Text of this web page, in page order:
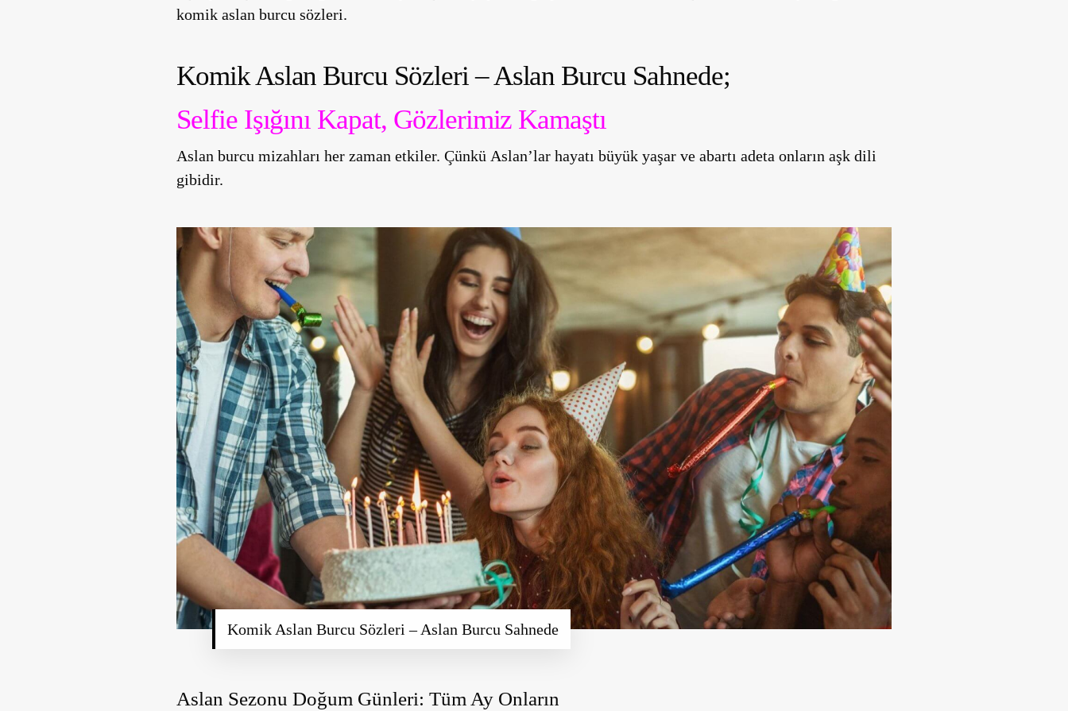
komik aslan burcu sözleri.
Komik Aslan Burcu Sözleri – Aslan Burcu Sahnede;
Selfie Işığını Kapat, Gözlerimiz Kamaştı
Aslan burcu mizahları her zaman etkiler. Çünkü Aslan’lar hayatı büyük yaşar ve abartı adeta onların aşk dili
gibidir.
Komik Aslan Burcu Sözleri – Aslan Burcu Sahnede
Aslan Sezonu Doğum Günleri: Tüm Ay Onların